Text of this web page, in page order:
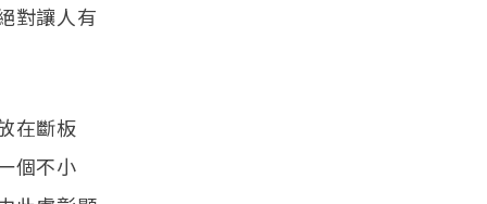
對讓人有
在斷板
個不小